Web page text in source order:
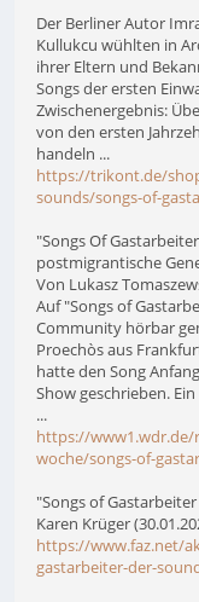
Der Berliner Autor
Kullukcu wühlten in
ihrer Eltern und
Songs der ersten
Zwischenergebnis:
von den ersten
handeln ...
https://trikont.de/
sounds/songs-of-
"Songs Of
postmigrantische
Von Lukasz
Auf "Songs of
Community hörbar
Proechòs aus
hatte den Song
Show geschrieben.
...
https://
woche/songs-of-
"Songs of
Karen Krüger
https://www.faz.net/
gastarbeiter-der-